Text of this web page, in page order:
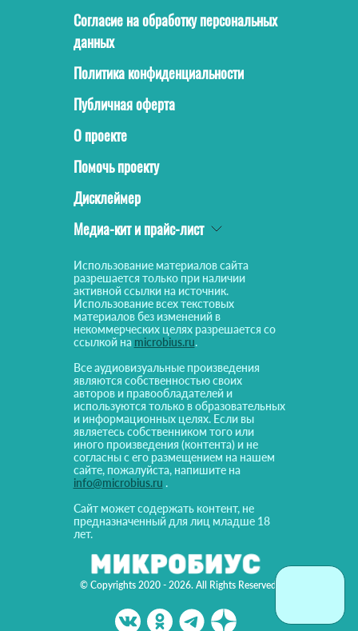
© Copyrights 2020 - 2026. All Rights Reserved!
Согласие на обработку персональных
данных
Политика конфиденциальности
Публичная оферта
О проекте
Помочь проекту
Дисклеймер
Медиа-кит и прайс-лист
Использование материалов сайта
разрешается только при наличии
активной ссылки на источник.
Использование всех текстовых
материалов без изменений в
некоммерческих целях разрешается со
ссылкой на microbius.ru.
Все аудиовизуальные произведения
являются собственностью своих
авторов и правообладателей и
используются только в образовательных
и информационных целях. Если вы
являетесь собственником того или
иного произведения (контента) и не
согласны с его размещением на нашем
сайте, пожалуйста, напишите на
info@microbius.ru .
Сайт может содержать контент, не
предназначенный для лиц младше 18
лет.